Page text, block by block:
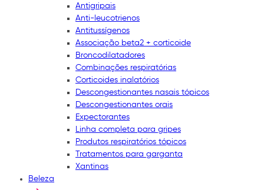
Antigripais
Anti-leucotrienos
Antitussígenos
Associação beta2 + corticoide
Broncodilatadores
Combinações respiratórias
Corticoides inalatórios
Descongestionantes nasais tópicos
Descongestionantes orais
Expectorantes
Linha completa para gripes
Produtos respiratórios tópicos
Tratamentos para garganta
Xantinas
Beleza